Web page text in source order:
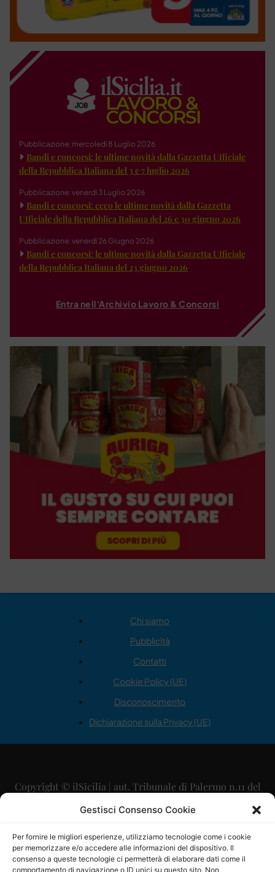
Gestisci Consenso Cookie
Per fornire le migliori esperienze, utilizziamo tecnologie come i cookie
per memorizzare e/o accedere alle informazioni del dispositivo. Il
consenso a queste tecnologie ci permetterà di elaborare dati come il
comportamento di navigazione o ID unici su questo sito. Non
Pubblicazione: mercoledì 8 Luglio 2026
Bandi e concorsi: le ultime novità dalla Gazzetta Ufficiale
della Repubblica Italiana del 3 e 7 luglio 2026
Pubblicazione: venerdì 3 Luglio 2026
Bandi e concorsi: ecco le ultime novità dalla Gazzetta
Ufficiale della Repubblica Italiana del 26 e 30 giugno 2026
Pubblicazione: venerdì 26 Giugno 2026
Bandi e concorsi: le ultime novità dalla Gazzetta Ufficiale
della Repubblica Italiana del 23 giugno 2026
Entra nell'Archivio Lavoro & Concorsi
Chi siamo
Pubblicità
Contatti
Cookie Policy (UE)
Disconoscimento
Dichiarazione sulla Privacy (UE)
Copyright © ilSicilia | aut. Tribunale di Palermo n.11 del
29/09/2015
Direttore Editoriale: Maurizio Scaglione